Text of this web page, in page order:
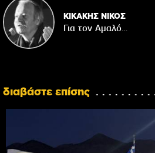
ΚΙΚΑΚΗΣ ΝΙΚΟΣ
Για τον Αμαλό…
διαβάστε επίσης